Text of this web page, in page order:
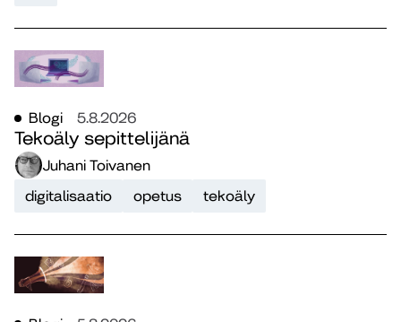
Blogi 5.8.2026
Tekoäly sepittelijänä
Juhani Toivanen
digitalisaatio
opetus tekoäly